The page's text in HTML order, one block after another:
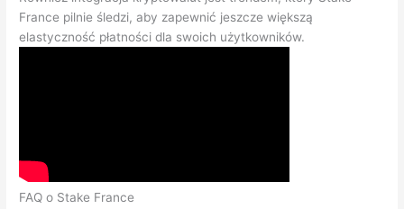
France pilnie śledzi, aby zapewnić jeszcze większą
elastyczność płatności dla swoich użytkowników.
FAQ o Stake France